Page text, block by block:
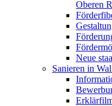
Oberen
Neue
Sanieren in